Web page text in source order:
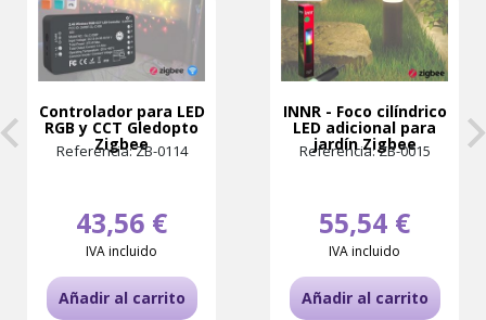
Controlador para LED
RGB y CCT Gledopto
Zigbee
Referencia: ZB-0114
43,56 €
IVA incluido
Añadir al carrito
INNR - Foco cilíndrico
LED adicional para
jardín Zigbee
Referencia: ZB-0015
55,54 €
IVA incluido
Añadir al carrito